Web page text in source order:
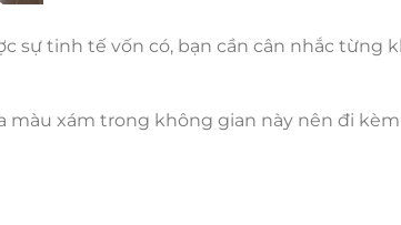
sự tinh tế vốn có, bạn cần cân nhắc từng
màu xám trong không gian này nên đi kèm